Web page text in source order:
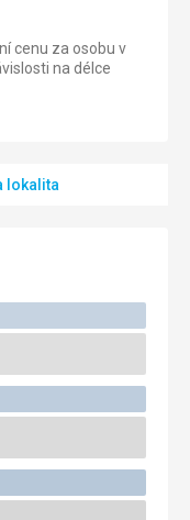
cenu za osobu v
na délce
lokalita